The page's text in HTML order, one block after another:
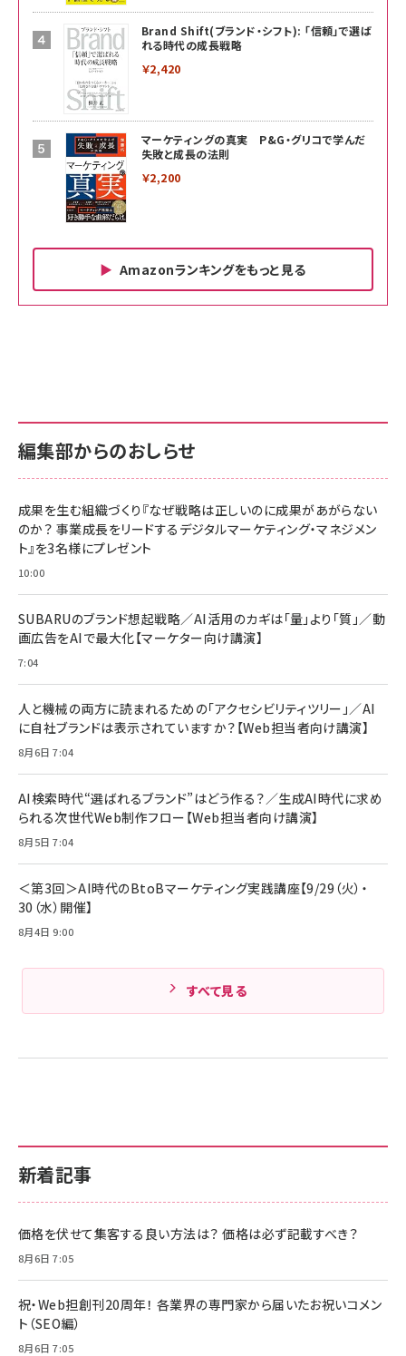
Brand Shift(ブランド・シフト): 「信頼」で選ば
れる時代の成長戦略
￥2,420
マーケティングの真実 P&G・グリコで学んだ
失敗と成長の法則
￥2,200
Amazonランキングをもっと見る
￥880
anan(アンアン)2026/06/24号 No.2500増刊
スペシャルエディション[王道エンタメの矜持／
￥1,100
anan(アンアン)2026/07/08号 No.2502[2026
￥880
ママ投資家が育休中に１億貯めた株式投資
組織の成果を最大化する ルールのデザイン
￥1,980
Amazonランキングをもっと見る
サポート正規品 メーカー保証5年 KLMEA128G
NIMASO ガラスフィルム iPhone 17 用 保護フィ
すい ガイド枠付き いPhone17 (6.3インチ) 対応
2枚セット DSP25F1698
￥1,599
￥6,980
全ワイヤレスイヤホン/アクティブノイズキャンセリ
技術基準適合】ブラック
￥5,990
ケーブル Anker絡まないケーブル 240W 結束バン
ド付き USB PD対応 シリコン素材採用 iPhone
17 / 16 / 15 / Galaxy iPad Pro MacBook
Pro/Air 各種対応 (1.8m ミッドナイトブラック)
￥1,890
サポート正規品 メーカー保証5年 KLMEA128G
Amazon eギフトカード - Amazonロゴ - クラ
￥5,000
Anker PowerLine III Flow USB-C & USB-C
Pro/Air 各種対応 (1.8m ミッドナイトブラック)
￥1,890
サッポロ 生ビール 黒ラベル 350ml 缶 24本 ビー
ル ケース買い【6/30応募〆切! 黒ラベルビヤセラー
￥4,857
新着記事
価格を伏せて集客する良い方法は？ 価格は必ず記載すべき？
8月6日 7:05
祝・Web担創刊20周年！ 各業界の専門家から届いたお祝いコメン
ト（SEO編）
8月6日 7:05
編集部からのおしらせ
成果を生む組織づくり『なぜ戦略は正しいのに成果があがらない
のか？ 事業成長をリードするデジタルマーケティング・マネジメン
ト』を3名様にプレゼント
10:00
SUBARUのブランド想起戦略／AI活用のカギは「量」より「質」／動
画広告をAIで最大化【マーケター向け講演】
7:04
人と機械の両方に読まれるための「アクセシビリティツリー」／AI
に自社ブランドは表示されていますか？【Web担当者向け講演】
8月6日 7:04
AI検索時代“選ばれるブランド”はどう作る？／生成AI時代に求め
られる次世代Web制作フロー【Web担当者向け講演】
8月5日 7:04
＜第3回＞AI時代のBtoBマーケティング実践講座【9/29（火）・
30（水）開催】
8月4日 9:00
すべて見る